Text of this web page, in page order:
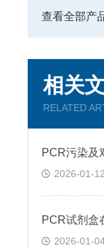
查看全部产
相关
RELATED
PCR污染及
2026-01-12
2026-01-